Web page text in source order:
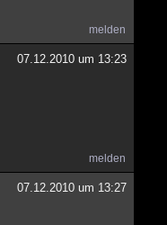
melden
07.12.2010 um 13:23
melden
07.12.2010 um 13:27